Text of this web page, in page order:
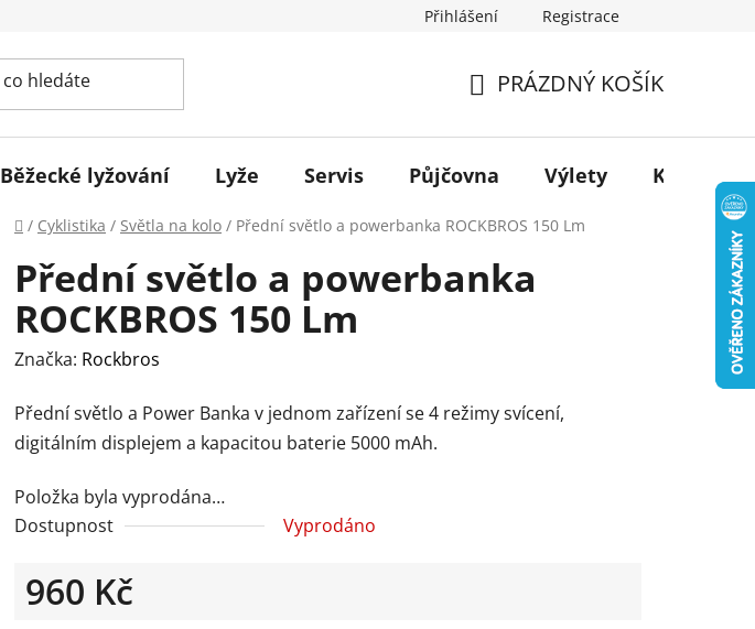
Přihlášení Registrace
KOŠÍK
PRÁZDNÝ KOŠÍK
Běžecké lyžování Lyže Servis Půjčovna Výlety Kontakt
Domů
/ Cyklistika / Světla na kolo / Přední světlo a powerbanka ROCKBROS 150 Lm
Přední světlo a powerbanka
ROCKBROS 150 Lm
Značka: Rockbros
Přední světlo a Power Banka v jednom zařízení se 4 režimy svícení,
digitálním displejem a kapacitou baterie 5000 mAh.
Položka byla vyprodána…
Dostupnost
Vyprodáno
960 Kč